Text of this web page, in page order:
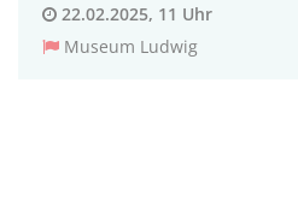
22.02.2025, 11 Uhr
Museum Ludwig